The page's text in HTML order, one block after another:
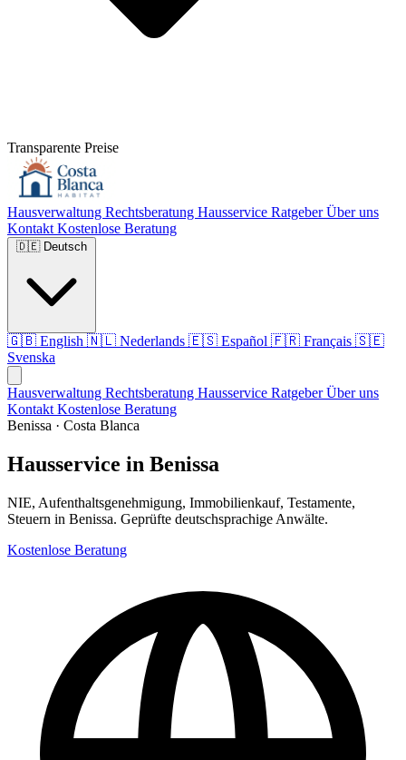
Transparente Preise
Hausverwaltung Rechtsberatung Hausservice RatgeberÜber uns
Kontakt Kostenlose Beratung
🇩🇪 Deutsch
🇬🇧 English 🇳🇱 Nederlands 🇪🇸 Español 🇫🇷 Français 🇸🇪
Svenska
Hausverwaltung Rechtsberatung Hausservice RatgeberÜber uns
Kontakt Kostenlose Beratung
Benissa · Costa Blanca
Hausservice in Benissa
NIE, Aufenthaltsgenehmigung, Immobilienkauf, Testamente,
Steuern in Benissa. Geprüfte deutschsprachige Anwälte.
Kostenlose Beratung